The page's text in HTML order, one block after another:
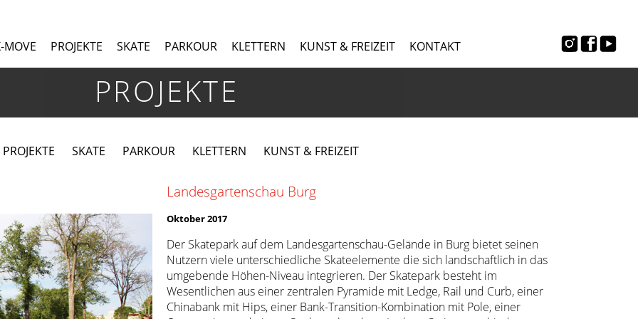
MOVE PROJEKTE SKATE PARKOUR KLETTERN KUNST & FREIZEIT KONTAKT
PROJEKTE
SKATE PARKOUR KLETTERN KUNST & FREIZEIT
Landesgartenschau Burg
Oktober 2017
Der Skatepark auf dem Landesgartenschau-Gelände in Burg bietet seinen
Nutzern viele unterschiedliche Skateelemente die sich landschaftlich in das
umgebende Höhen-Niveau integrieren. Der Skatepark besteht im
Wesentlichen aus einer zentralen Pyramide mit Ledge, Rail und Curb, einer
Chinabank mit Hips, einer Bank-Transition-Kombination mit Pole, einer